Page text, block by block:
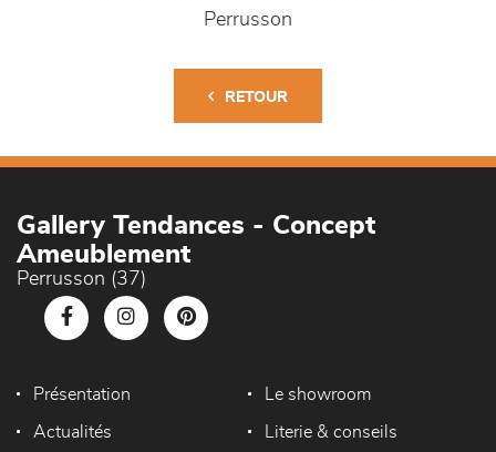
Perrusson
RETOUR
Gallery Tendances - Concept
Ameublement
Perrusson (37)
Présentation Le showroom
Actualités Literie & conseils